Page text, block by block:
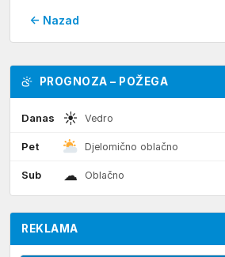
← Nazad
PROGNOZA – POŽEGA
Danas ☀ Vedro
Pet Djelomično oblačno
Sub ☁ Oblačno
REKLAMA